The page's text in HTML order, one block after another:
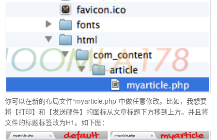
板,JOOMLA教程,JOOMLA扩展
你可以在新的布局文件“myarticle.php”中做任意修改。比如，我想要
将【打印】和【发送邮件】的图标从文章标题下方移到上方。并且将
文件的标题标签改为H1。如下图：